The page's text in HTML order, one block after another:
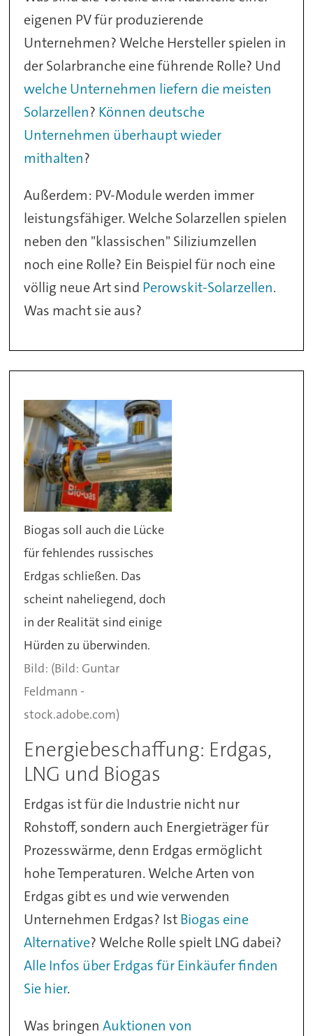
eigenen PV für produzierende
Unternehmen? Welche Hersteller spielen in
der Solarbranche eine führende Rolle? Und
welche Unternehmen liefern die meisten
Solarzellen? Können deutsche
Unternehmen überhaupt wieder
mithalten?
Außerdem: PV-Module werden immer
leistungsfähiger. Welche Solarzellen spielen
neben den "klassischen" Siliziumzellen
noch eine Rolle? Ein Beispiel für noch eine
völlig neue Art sind Perowskit-Solarzellen.
Was macht sie aus?
Biogas soll auch die Lücke
für fehlendes russisches
Erdgas schließen. Das
scheint naheliegend, doch
in der Realität sind einige
Hürden zu überwinden.
(Bild: Guntar
Feldmann -
stock.adobe.com)
Energiebeschaffung: Erdgas,
LNG und Biogas
Erdgas ist für die Industrie nicht nur
Rohstoff, sondern auch Energieträger für
Prozesswärme, denn Erdgas ermöglicht
hohe Temperaturen. Welche Arten von
Erdgas gibt es und wie verwenden
Unternehmen Erdgas? IstBiogas eine
Alternative? Welche Rolle spielt LNG dabei?
Alle Infos über Erdgas für Einkäufer finden
Sie hier.
Was bringenAuktionen von